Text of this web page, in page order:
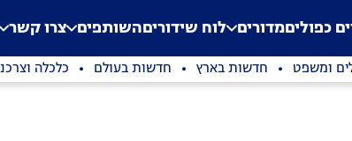
Application error: a
. כפוליםמדורים לוח שידוריםהשותפים צרו קשר
ומשפט חדשות בארץ חדשות בעולם כלכלה